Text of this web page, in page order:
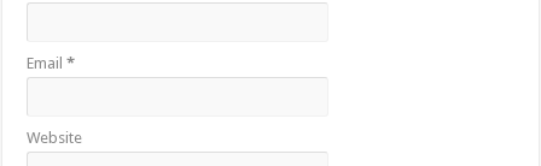
Email*
Website